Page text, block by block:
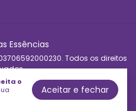
o
Aceitar e fechar
Essências
Todos os direitos